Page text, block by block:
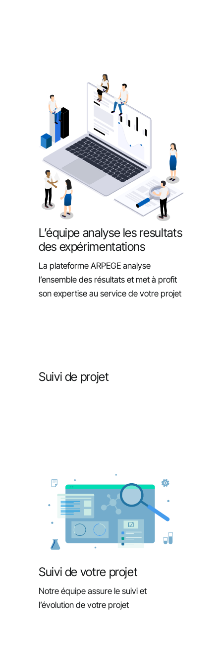
L’équipe analyse les resultats
des expérimentations
La plateforme ARPEGE analyse
l’ensemble des résultats et met à profit
son expertise au service de votre projet
Suivi de projet
Suivi de votre projet
Notre équipe assure le suivi et
l’évolution de votre projet